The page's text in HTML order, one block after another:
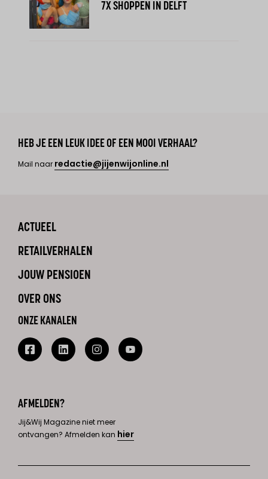
7X SHOPPEN IN DELFT
HEB JE EEN LEUK IDEE OF EEN MOOI VERHAAL?
Mail naar redactie@jijenwijonline.nl
ACTUEEL
RETAILVERHALEN
JOUW PENSIOEN
OVER ONS
ONZE KANALEN
AFMELDEN?
Jij&Wij Magazine niet meer
ontvangen? Afmelden kan hier